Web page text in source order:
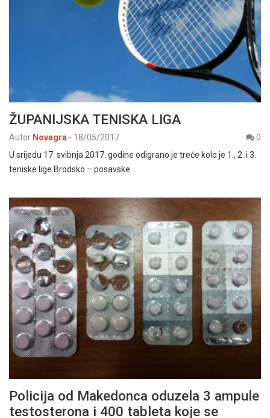
ŽUPANIJSKA TENISKA LIGA
Autor Novagra - 18/05/2017
0
U srijedu 17. svibnja 2017. godine odigrano je treće kolo je 1., 2. i 3.
teniske lige Brodsko – posavske…
Policija od Makedonca oduzela 3 ampule
testosterona i 400 tableta koje se